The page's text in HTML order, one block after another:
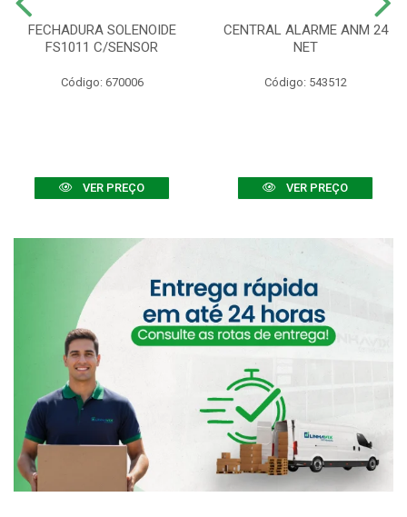
FECHADURA SOLENOIDE
FS1011 C/SENSOR
Código: 670006
VER PREÇO
CENTRAL ALARME ANM 24
NET
Código: 543512
VER PREÇO